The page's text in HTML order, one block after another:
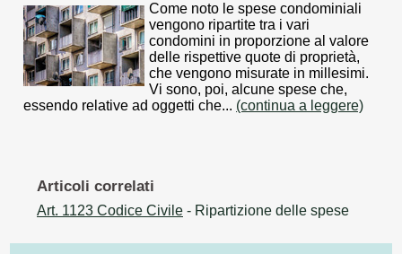
Come noto le spese condominiali
vengono ripartite tra i vari
condomini in proporzione al valore
delle rispettive quote di proprietà,
che vengono misurate in millesimi.
Vi sono, poi, alcune spese che,
essendo relative ad oggetti che... (continua a leggere)
Articoli correlati
Art. 1123 Codice Civile - Ripartizione delle spese